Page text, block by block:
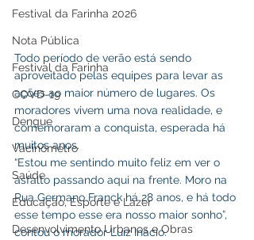
Festival da Farinha 2026
Nota Pública
Festival da Farinha
COVD-19
Dengue
Vacinômetro
Saúde
Educação, Esporte e Lazer
Desenvolvimento Urbanos e Obras
Todo período de verão está sendo
aproveitado pelas equipes para levar as
ações ao maior número de lugares. Os
moradores vivem uma nova realidade, e
comemoraram a conquista, esperada há
muitos anos.
“Estou me sentindo muito feliz em ver o
asfalto passando aqui na frente. Moro na
Rua Germano Franck há 28 anos, e há todo
esse tempo esse era nosso maior sonho”,
contou o morador Luiz Inácio.